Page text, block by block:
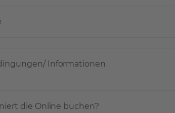
Informationen
die Online buchen?